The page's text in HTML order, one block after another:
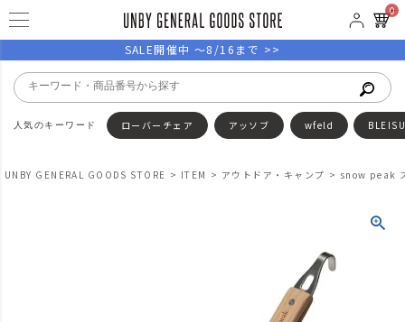
0
SALE開催中 ～8/16まで >>
ローバーチェア アッソブ wfeld
UNBY GENERAL GOODS STORE ITEM アウトドア・キャンプ snow peak